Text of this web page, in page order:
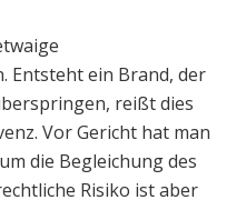
Entsteht ein Brand, der
reißt dies
Vor Gericht hat man
die Begleichung des
Risiko ist aber